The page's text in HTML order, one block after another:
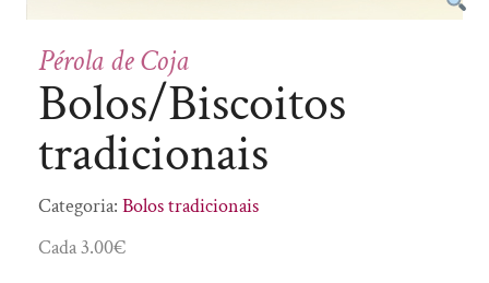
Enchidos
Flor de Sal
Fruta desidratada
Fumeiro
Geleia Real
Saber Intemporal
SóSabão
To Mush
Pérola de Coja
Bolos/Biscoitos
tradicionais
Categoria: Bolos tradicionais
Cada3.00€